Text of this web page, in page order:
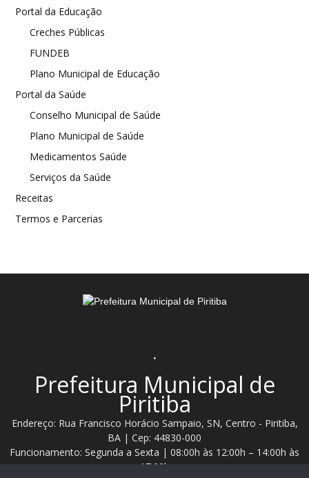
Portal da Educação
Creches Públicas
FUNDEB
Plano Municipal de Educação
Portal da Saúde
Conselho Municipal de Saúde
Plano Municipal de Saúde
Medicamentos Saúde
Serviços da Saúde
Receitas
Termos e Parcerias
.
Prefeitura Municipal de
Piritiba
Endereço: Rua Francisco Horácio Sampaio, SN, Centro - Piritiba,
BA | Cep: 44830-000
Funcionamento: Segunda a Sexta | 08:00h às 12:00h – 14:00h às
17:00h